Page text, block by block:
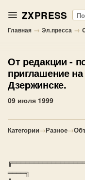
ZXPRESS
Главная → Эл.пресса →
От редакции -
пpиглашение
Дзеpжинске.
09 июля 1999
Категории→Разное→
════╗